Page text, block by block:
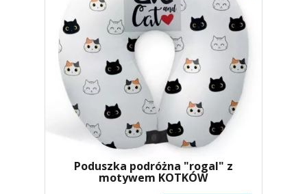
Poduszka podróżna "rogal" z
motywem KOTKÓW